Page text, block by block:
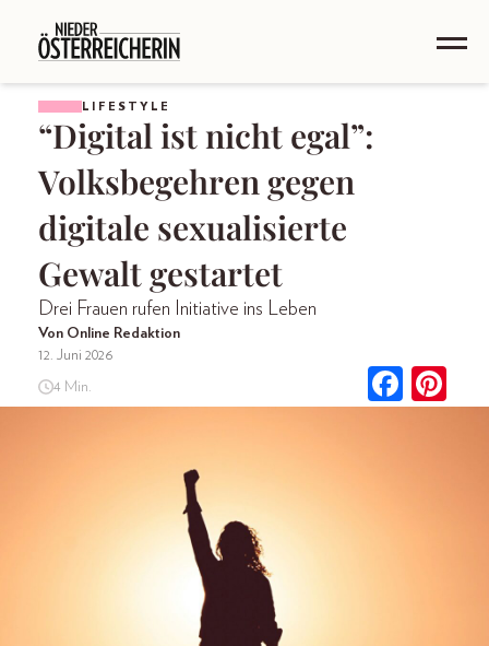
LIFESTYLE
“Digital ist nicht egal”:
Volksbegehren gegen
digitale sexualisierte
Gewalt gestartet
Drei Frauen rufen Initiative ins Leben
Von Online Redaktion
12. Juni 2026
4 Min.